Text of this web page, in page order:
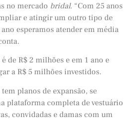
no mercado bridal. “Com 25 anos
e atingir um outro tipo de
esperamos atender em média
de R$ 2 milhões e em 1 ano e
a R$ 5 milhões investidos.
planos de expansão, se
plataforma completa de vestuário
convidadas e damas com um